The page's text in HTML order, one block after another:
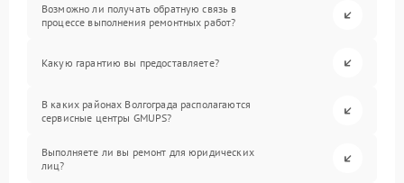
Возможно ли получать обратную связь в
процессе выполнения ремонтных работ?
Какую гарантию вы предоставляете?
В каких районах Волгограда располагаются
сервисные центры GMUPS?
Выполняете ли вы ремонт для юридических
лиц?